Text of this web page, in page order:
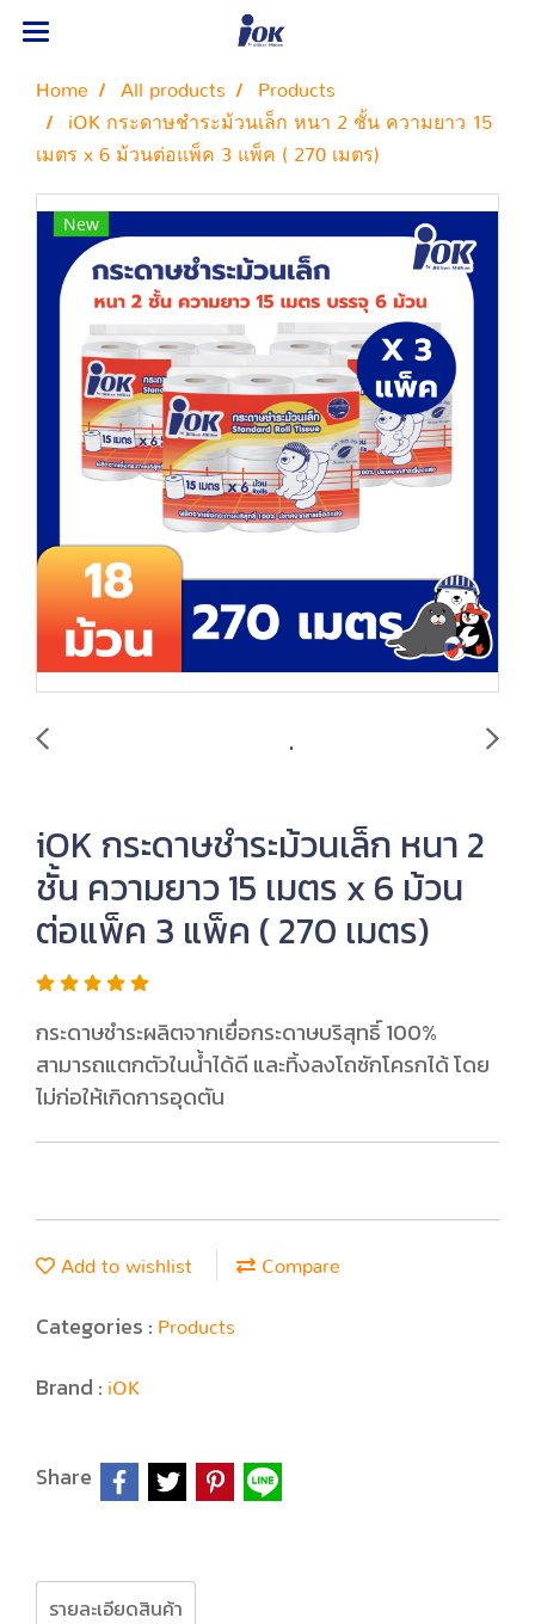
Home All products
Products
iOK กระดาษชำระม้วนเล็ก หนา 2 ชั้น ความยาว 15
เมตร x 6 ม้วนต่อแพ็ค 3 แพ็ค ( 270 เมตร)
New
iOK กระดาษชำระม้วนเล็ก หนา 2
ชั้น ความยาว 15 เมตร x 6 ม้วน
ต่อแพ็ค 3 แพ็ค ( 270 เมตร)
กระดาษชำระผลิตจากเยื่อกระดาษบริสุทธิ์ 100%
สามารถแตกตัวในน้ำได้ดี และทิ้งลงโถชักโครกได้ โดย
ไม่ก่อให้เกิดการอุดตัน
Add to wishlist Compare
Categories : Products
Brand : iOK
Share
รายละเอียดสินค้า